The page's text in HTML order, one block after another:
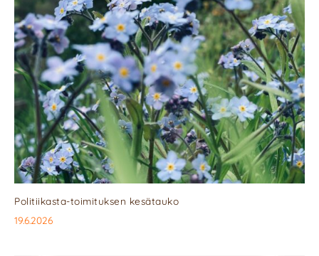
Politiikasta-toimituksen kesätauko
19.6.2026